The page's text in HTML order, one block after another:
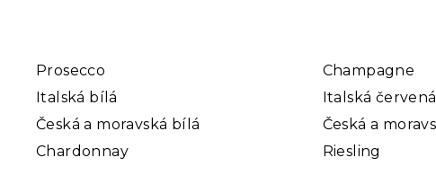
Prosecco Champagne
Italská bílá
Italská červená
Česká a moravská bílá
Česká a
Chardonnay
Riesling